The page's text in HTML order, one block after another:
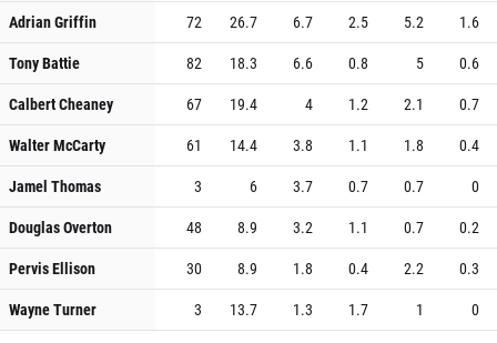
Adrian Griffin
72 26.7 6.7 2.5 5.2
1.6
Tony Battie
82 18.3 6.6 0.8 5
0.6
Calbert Cheaney
67 19.4 4 1.2 2.1
0.7
Walter McCarty
61 14.4 3.8 1.1 1.8
0.4
Jamel Thomas
3 6 3.7 0.7 0.7
0
Douglas Overton
48 8.9 3.2 1.1 0.7
0.2
Pervis Ellison
30 8.9 1.8 0.4 2.2
0.3
Wayne Turner
3 13.7 1.3 1.7 1 0